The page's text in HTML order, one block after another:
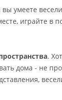
умеете
играйте в
.
дома - не